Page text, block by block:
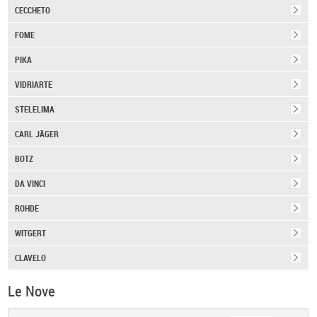
CECCHETO
FOME
PIKA
VIDRIARTE
STELELIMA
CARL JÄGER
BOTZ
DA VINCI
ROHDE
WITGERT
CLAVELO
Le Nove